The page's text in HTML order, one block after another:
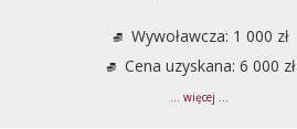
Wywoławcza: 1 000 zł
Cena uzyskana: 6 000 zł
... więcej ...